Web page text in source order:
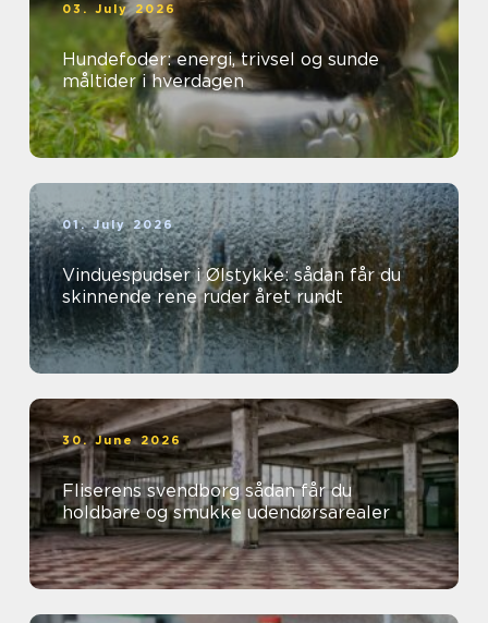
03. July 2026
Hundefoder: energi, trivsel og sunde
måltider i hverdagen
01. July 2026
Vinduespudser i Ølstykke: sådan får du
skinnende rene ruder året rundt
30. June 2026
Fliserens svendborg sådan får du
holdbare og smukke udendørsarealer